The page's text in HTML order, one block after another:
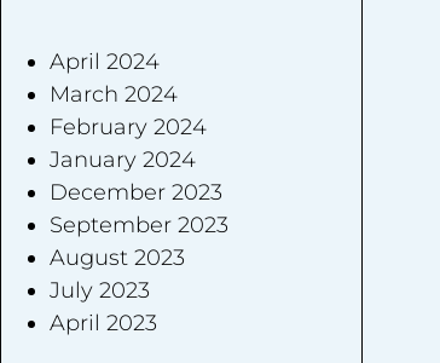
April 2024
March 2024
February 2024
January 2024
December 2023
September 2023
August 2023
July 2023
April 2023